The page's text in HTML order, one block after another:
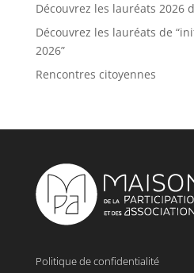
Découvrez les lauréats 2026
Découvrez les lauréats de
2026”
Rencontres citoyennes
Politique de confidentialité